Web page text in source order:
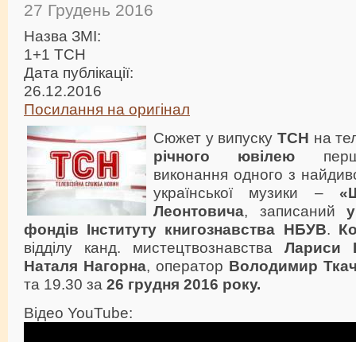
27 Грудень 2016
Назва ЗМІ:
1+1 ТСН
Дата публікації:
26.12.2016
Посилання на оригінал
Сюжет у випуску ТСН на
річного ювілею
виконання одного з
української музики –
Леонтовича, записаний
фондів Інституту книгознавства НБУВ.
відділу канд. мистецтвознавства Лариси
Наталя Нагорна, оператор Володимир
та 19.30 за 26 грудня 2016 року.
Відео YouTube: